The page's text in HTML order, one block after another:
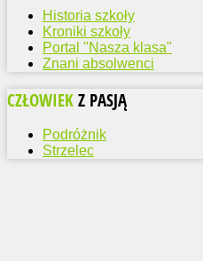
Historia szkoły
Kroniki szkoły
Portal "Nasza klasa"
Znani absolwenci
CZŁOWIEK Z PASJĄ
Podróżnik
Strzelec